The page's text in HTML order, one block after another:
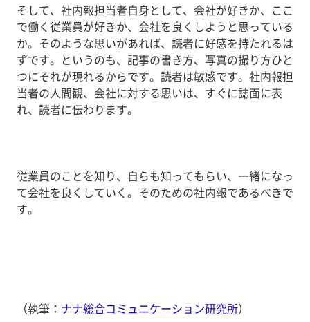
そして、社内報担当者自身として、会社が好きか、ここ
で働く従業員が好きか、会社を良くしようと思っている
か。そのような思いがあれば、読者に好感を持たれるは
ずです。というのも、記事の書き方、写真の撮り方ひと
つにそれが現れるからです。読者は敏感です。社内報担
当者の人間観、会社に対する思いは、すぐに誌面に表
れ、読者に伝わります。
従業員のことを知り、自らも知ってもらい、一緒になっ
て会社を良くしていく。そのための社内報であるべきで
す。
（執筆： ナナ総合コミュニケーション研究所）